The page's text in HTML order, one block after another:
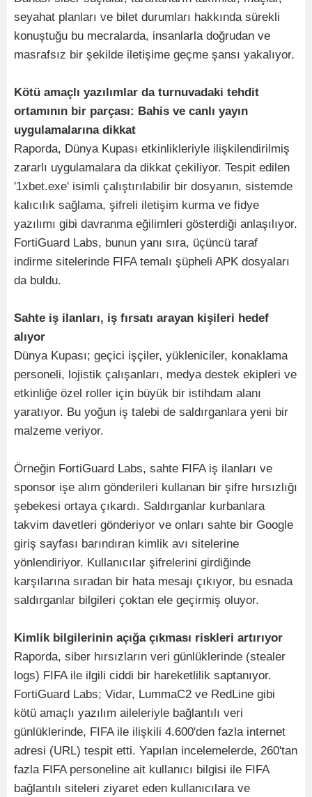
seyahat planları ve bilet durumları hakkında sürekli
konuştuğu bu mecralarda, insanlarla doğrudan ve
masrafsız bir şekilde iletişime geçme şansı yakalıyor.
Kötü amaçlı yazılımlar da turnuvadaki tehdit
ortamının bir parçası: Bahis ve canlı yayın
uygulamalarına dikkat
Raporda, Dünya Kupası etkinlikleriyle ilişkilendirilmiş
zararlı uygulamalara da dikkat çekiliyor. Tespit edilen
'1xbet.exe' isimli çalıştırılabilir bir dosyanın, sistemde
kalıcılık sağlama, şifreli iletişim kurma ve fidye
yazılımı gibi davranma eğilimleri gösterdiği anlaşılıyor.
FortiGuard Labs, bunun yanı sıra, üçüncü taraf
indirme sitelerinde FIFA temalı şüpheli APK dosyaları
da buldu.
Sahte iş ilanları, iş fırsatı arayan kişileri hedef
alıyor
Dünya Kupası; geçici işçiler, yükleniciler, konaklama
personeli, lojistik çalışanları, medya destek ekipleri ve
etkinliğe özel roller için büyük bir istihdam alanı
yaratıyor. Bu yoğun iş talebi de saldırganlara yeni bir
malzeme veriyor.
Örneğin FortiGuard Labs, sahte FIFA iş ilanları ve
sponsor işe alım gönderileri kullanan bir şifre hırsızlığı
şebekesi ortaya çıkardı. Saldırganlar kurbanlara
takvim davetleri gönderiyor ve onları sahte bir Google
giriş sayfası barındıran kimlik avı sitelerine
yönlendiriyor. Kullanıcılar şifrelerini girdiğinde
karşılarına sıradan bir hata mesajı çıkıyor, bu esnada
saldırganlar bilgileri çoktan ele geçirmiş oluyor.
Kimlik bilgilerinin açığa çıkması riskleri artırıyor
Raporda, siber hırsızların veri günlüklerinde (stealer
logs) FIFA ile ilgili ciddi bir hareketlilik saptanıyor.
FortiGuard Labs; Vidar, LummaC2 ve RedLine gibi
kötü amaçlı yazılım aileleriyle bağlantılı veri
günlüklerinde, FIFA ile ilişkili 4.600'den fazla internet
adresi (URL) tespit etti. Yapılan incelemelerde, 260'tan
fazla FIFA personeline ait kullanıcı bilgisi ile FIFA
bağlantılı siteleri ziyaret eden kullanıcılara ve